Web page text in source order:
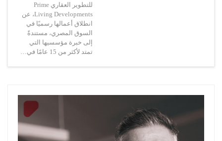
للتطوير العقاري Prime
Living Developments، عن
انطلاق أعمالها رسميًا في
السوق المصري، مستندةً
إلى خبرة مؤسسيها التي
تمتد لأكثر من 15 عامًا في…